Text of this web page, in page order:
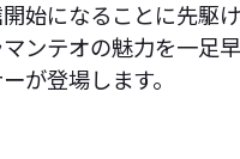
始になることに先駆
ンテオの魅力を一足
が登場します。